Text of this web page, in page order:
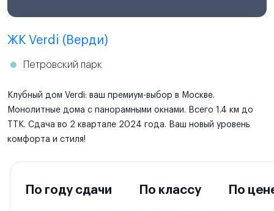
ЖК Verdi (Верди)
Петровский парк
Клубный дом Verdi: ваш премиум-выбор в Москве.
Монолитные дома с панорамными окнами. Всего 1.4 км до
ТТК. Сдача во 2 квартале 2024 года. Ваш новый уровень
комфорта и стиля!
По году сдачи По классу По